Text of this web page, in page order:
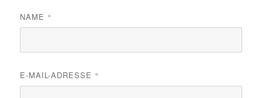
NAME *
E-MAIL-ADRESSE *